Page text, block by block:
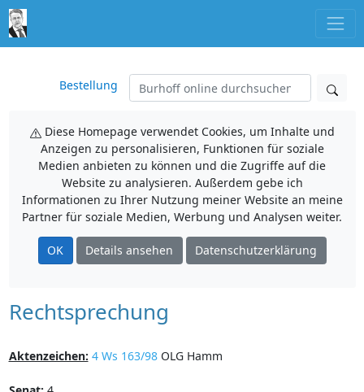
Bestellung
Diese Homepage verwendet Cookies, um Inhalte und
Anzeigen zu personalisieren, Funktionen für soziale
Medien anbieten zu können und die Zugriffe auf die
Website zu analysieren. Außerdem gebe ich
Informationen zu Ihrer Nutzung meiner Website an meine
Partner für soziale Medien, Werbung und Analysen weiter.
OK Details ansehen Datenschutzerklärung
Rechtsprechung
Aktenzeichen: 4 Ws 163/98OLG Hamm